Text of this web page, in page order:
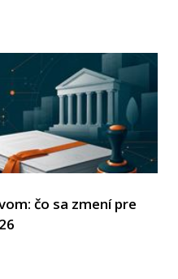
čo sa zmení pre